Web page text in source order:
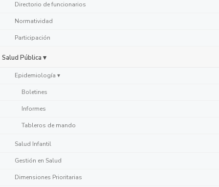
Directorio de funcionarios
Normatividad
Participación
Salud Pública ▾
Epidemiología ▾
Boletines
Informes
Tableros de mando
Salud Infantil
Gestión en Salud
Dimensiones Prioritarias